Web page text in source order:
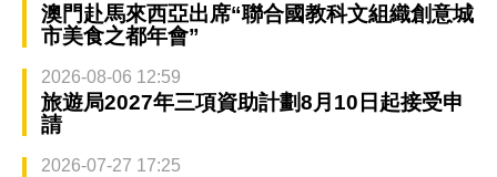
澳門赴馬來西亞出席“聯合國教科文組織創意城
市美食之都年會”
2026-08-06 12:59
旅遊局2027年三項資助計劃8月10日起接受申
請
2026-07-27 17:25